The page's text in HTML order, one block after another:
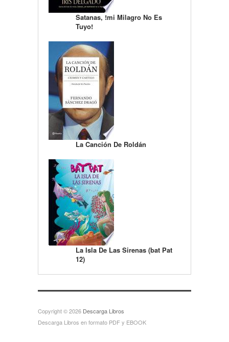
Satanas, !mi Milagro No Es
Tuyo!
La Canción De Roldán
La Isla De Las Sirenas (bat Pat
12)
Copyright © 2026 Descarga Libros
Descarga Libros en formato PDF y EBOOK